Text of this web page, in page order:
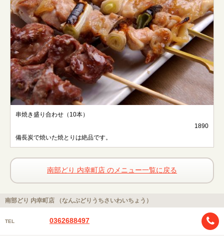
串焼き盛り合わせ（10本）
1890
備長炭で焼いた焼とりは絶品です。
南部どり 内幸町店 のメニュー一覧に戻る
南部どり 内幸町店 （なんぶどりうちさいわいちょう）
TEL 0362688497